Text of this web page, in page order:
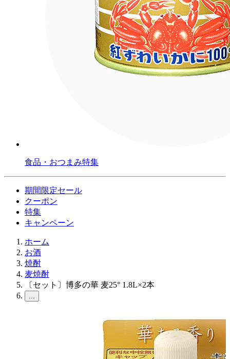
食品・おつまみ特集
期間限定セール
クーポン
特集
キャンペーン
ホーム
お酒
焼酎
麦焼酎
〔セット〕博多の華 麦25° 1.8L×2本
...